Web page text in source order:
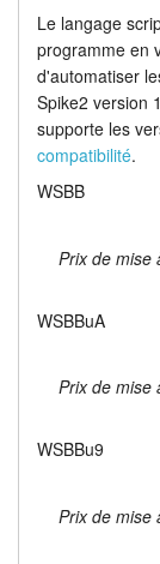
Le langage
programme en
d'automatiser
Spike2 version
supporte les
compatibilité.
WSBB
Prix de mise
WSBBuA
Prix de mise
WSBBu9
Prix de mise